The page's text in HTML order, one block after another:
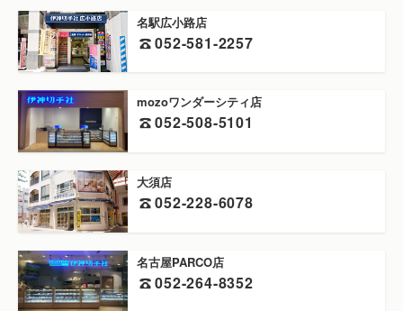
名駅広小路店
052-581-2257
mozoワンダーシティ店
052-508-5101
大須店
052-228-6078
名古屋PARCO店
052-264-8352